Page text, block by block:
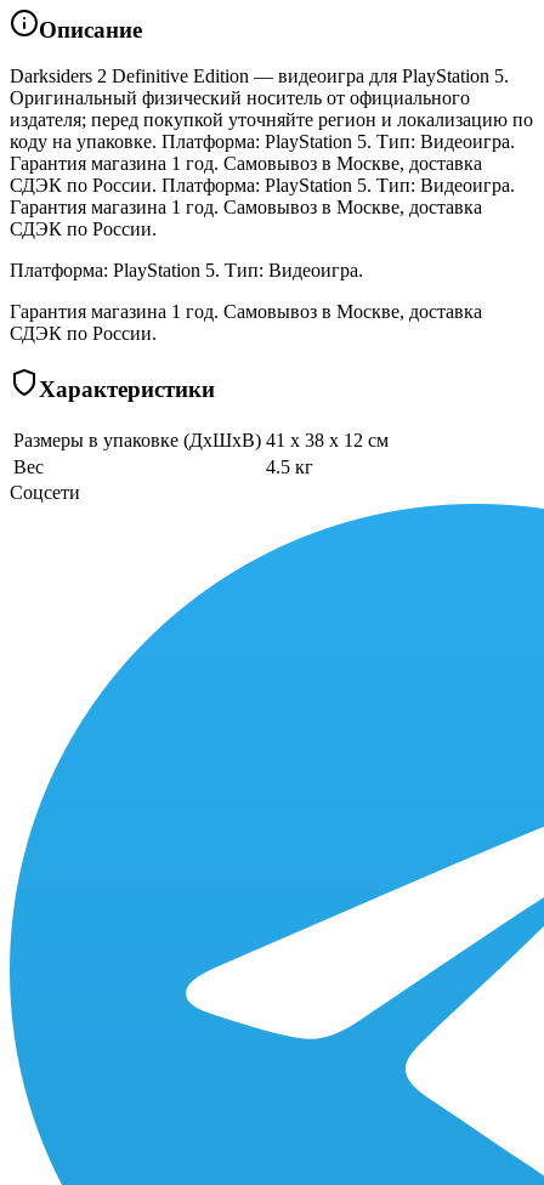
Описание
Darksiders 2 Definitive Edition — видеоигра для PlayStation 5.
Оригинальный физический носитель от официального
издателя; перед покупкой уточняйте регион и локализацию по
коду на упаковке. Платформа: PlayStation 5. Тип: Видеоигра.
Гарантия магазина 1 год. Самовывоз в Москве, доставка
СДЭК по России. Платформа: PlayStation 5. Тип: Видеоигра.
Гарантия магазина 1 год. Самовывоз в Москве, доставка
СДЭК по России.
Платформа: PlayStation 5. Тип: Видеоигра.
Гарантия магазина 1 год. Самовывоз в Москве, доставка
СДЭК по России.
Характеристики
Размеры в упаковке (ДхШхВ) 41 x 38 x 12 см
Вес
4.5 кг
Соцсети